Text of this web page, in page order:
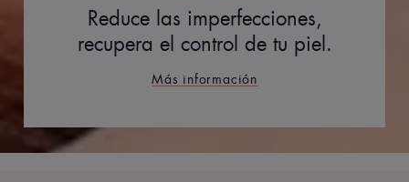
Reduce las imperfecciones,
recupera el control de tu piel.
Más información